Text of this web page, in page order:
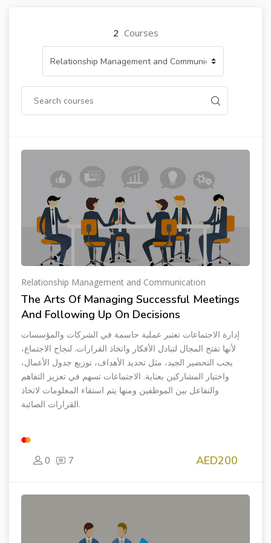
2 Courses
Relationship Management and Communication
The Arts Of Managing Successful Meetings
And Following Up On Decisions
إدارة الاجتماعات تعتبر عملية حاسمة في الشركات والمؤسسات
لأنها تفتح المجال لتبادل الأفكار واتخاذ القرارات. لنجاح الاجتماع،
يجب التحضير الجيد، مثل تحديد الأهداف، توزيع جدول الأعمال،
واختيار المشاركين بعناية. الاجتماعات تسهم في تعزيز التفاهم
والتفاعل بين الموظفين ومنها يتم استقاء المعلومات لاتخاذ
القرارات الصائبة.
0 7 AED200